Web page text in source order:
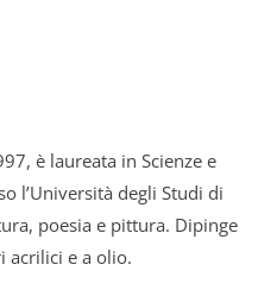
è laureata in Scienze e
l’Università degli Studi di
poesia e pittura. Dipinge
acrilici e a olio.